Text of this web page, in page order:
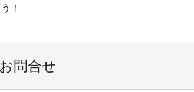
！
問合せ